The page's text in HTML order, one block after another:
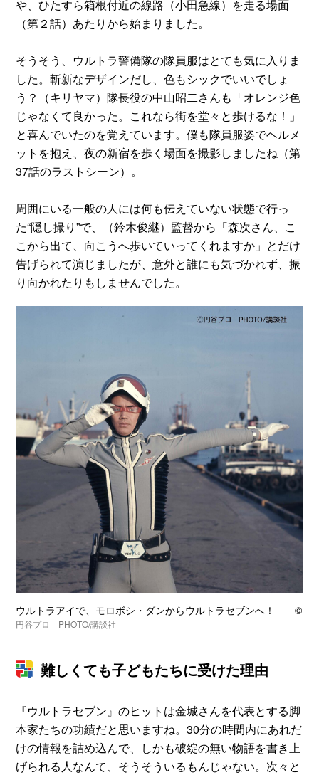
や、ひたすら箱根付近の線路（小田急線）を走る場面
（第２話）あたりから始まりました。
そうそう、ウルトラ警備隊の隊員服はとても気に入りま
した。斬新なデザインだし、色もシックでいいでしょ
う？（キリヤマ）隊長役の中山昭二さんも「オレンジ色
じゃなくて良かった。これなら街を堂々と歩けるな！」
と喜んでいたのを覚えています。僕も隊員服姿でヘルメ
ットを抱え、夜の新宿を歩く場面を撮影しましたね（第
37話のラストシーン）。
周囲にいる一般の人には何も伝えていない状態で行っ
た“隠し撮り”で、（鈴木俊継）監督から「森次さん、こ
こから出て、向こうへ歩いていってくれますか」とだけ
告げられて演じましたが、意外と誰にも気づかれず、振
り向かれたりもしませんでした。
ウルトラアイで、モロボシ・ダンからウルトラセブンへ！ ©
円谷プロ PHOTO/講談社
難しくても子どもたちに受けた理由
『ウルトラセブン』のヒットは金城さんを代表とする脚
本家たちの功績だと思いますね。30分の時間内にあれだ
けの情報を詰め込んで、しかも破綻の無い物語を書き上
げられる人なんて、そうそういるもんじゃない。次々と